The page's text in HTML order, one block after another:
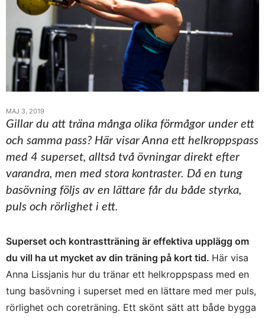
MAJ 3, 2019
Gillar du att träna många olika förmågor under ett
och samma pass? Här visar Anna ett helkroppspass
med 4 superset, alltså två övningar direkt efter
varandra, men med stora kontraster. Då en tung
basövning följs av en lättare får du både styrka,
puls och rörlighet i ett.
Superset och kontrastträning är effektiva upplägg om
du vill ha ut mycket av din träning på kort tid. Här visa
Anna Lissjanis hur du tränar ett helkroppspass med en
tung basövning i superset med en lättare med mer puls,
rörlighet och coreträning. Ett skönt sätt att både bygga